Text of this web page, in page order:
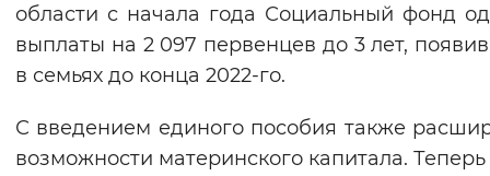
области с начала года Социальный фонд
выплаты на 2 097 первенцев до 3 лет,
в семьях до конца 2022-го.
С введением единого пособия также
возможности материнского капитала.